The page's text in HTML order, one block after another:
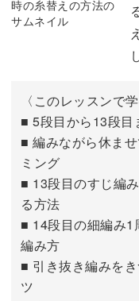
〈このレッスンで
■ 5段目から13段目
■ 編みながら休ま
ミング
■ 13段目のすじ編
る方法
■ 14段目の細編み
編み方
■ 引き抜き編みを
ツ